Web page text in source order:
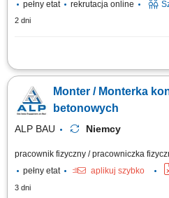
pełny etat
rekrutacja online
2 dni
Opis stanowiska: Przygotowywanie
formach. Wsparcie procesu
betonowej. Wyrównywanie powierzchni
Monter / Monterka
betonowych
ALP BAU Niemcy
pracownik fizyczny / pracowniczka
pełny etat
aplikuj szybko
3 dni